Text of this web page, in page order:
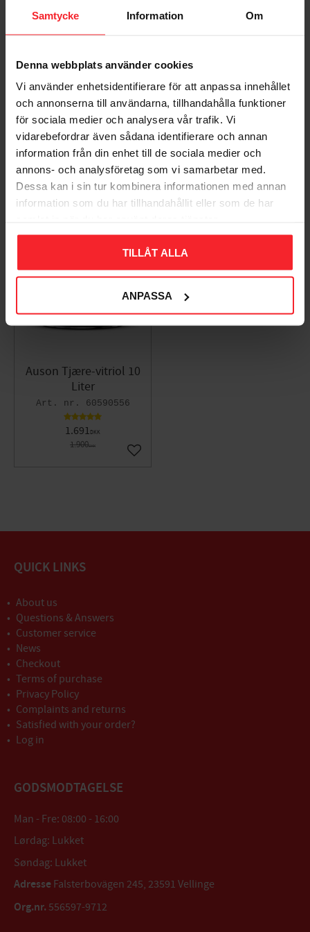
Samtycke Information Om
Denna webbplats använder cookies
Vi använder enhetsidentifierare för att anpassa innehållet
och annonserna till användarna, tillhandahålla funktioner
för sociala medier och analysera vår trafik. Vi
vidarebefordrar även sådana identifierare och annan
information från din enhet till de sociala medier och
annons- och analysföretag som vi samarbetar med.
Dessa kan i sin tur kombinera informationen med annan
information som du har tillhandahållit eller som de har
TILLÅT ALLA
ANPASSA
Bliv den første, der giver en bedømmelse.
Populära produkter
Auson Tjære-vitriol 10
Liter
60590556
1.691DKK
1.900DKK
Gem som favorit
QUICK LINKS
About us
Questions & Answers
Customer service
News
Checkout
Terms of purchase
Privacy Policy
Complaints and returns
Satisfied with your order?
Log in
GODSMODTAGELSE
Man - Fre: 08:00 - 16:00
Lørdag: Lukket
Søndag: Lukket
Adresse Falsterbovägen 245, 23591 Vellinge
Org.nr. 556597-9712